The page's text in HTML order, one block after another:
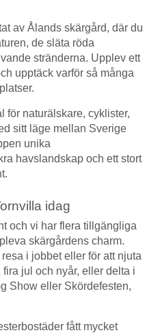
av Ålands skärgård, där du
de släta röda
stränderna. Upplev ett
upptäck varför så många
för naturälskare, cyklister,
sitt läge mellan Sverige
unika
havslandskap och ett stort
idag
och vi har flera tillgängliga
skärgårdens charm.
i jobbet eller för att njuta
jul och nyår, eller delta i
Show eller Skördefesten,
fått mycket